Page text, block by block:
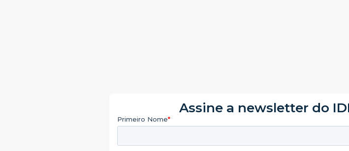
Assine a newsletter do